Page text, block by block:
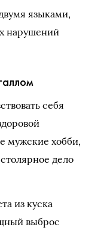
языками,
нарушений
себя
мужские хобби,
дело
из куска
выброс